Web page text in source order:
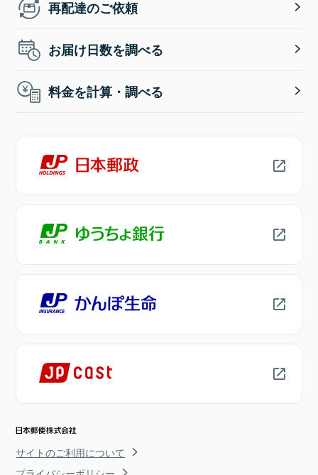
再配達のご依頼
お届け日数を調べる
料金を計算・調べる
サイトのご利用について